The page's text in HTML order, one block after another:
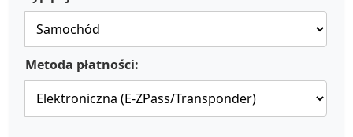
Metoda płatności: